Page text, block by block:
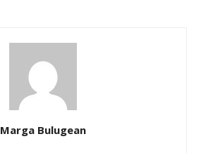
Marga Bulugean